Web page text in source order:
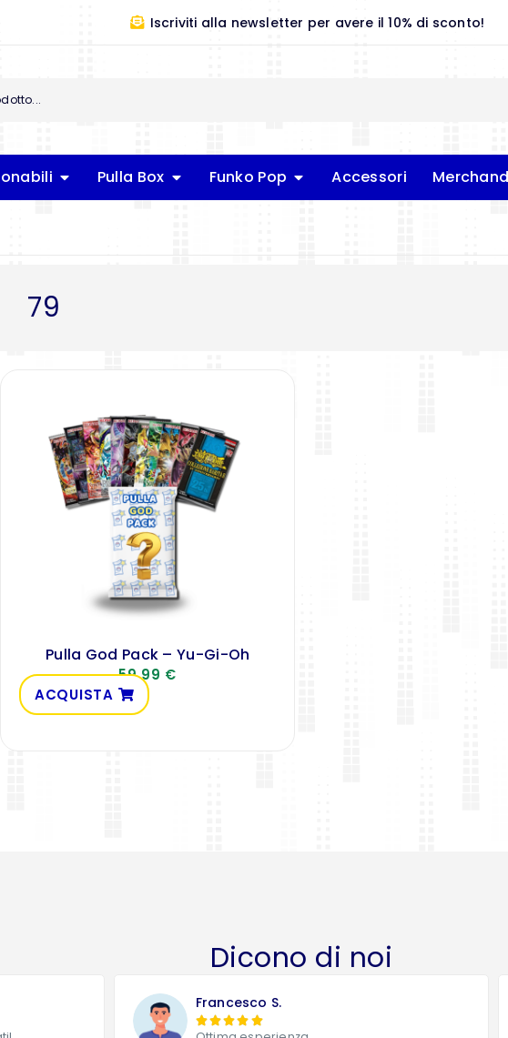
Iscriviti alla newsletter per avere il 10% di sconto!
Pulla Box Funko Pop Accessori
79
Pulla God Pack – Yu-Gi-Oh
59,99 €
ACQUISTA
Dicono di noi
Francesco S.
 